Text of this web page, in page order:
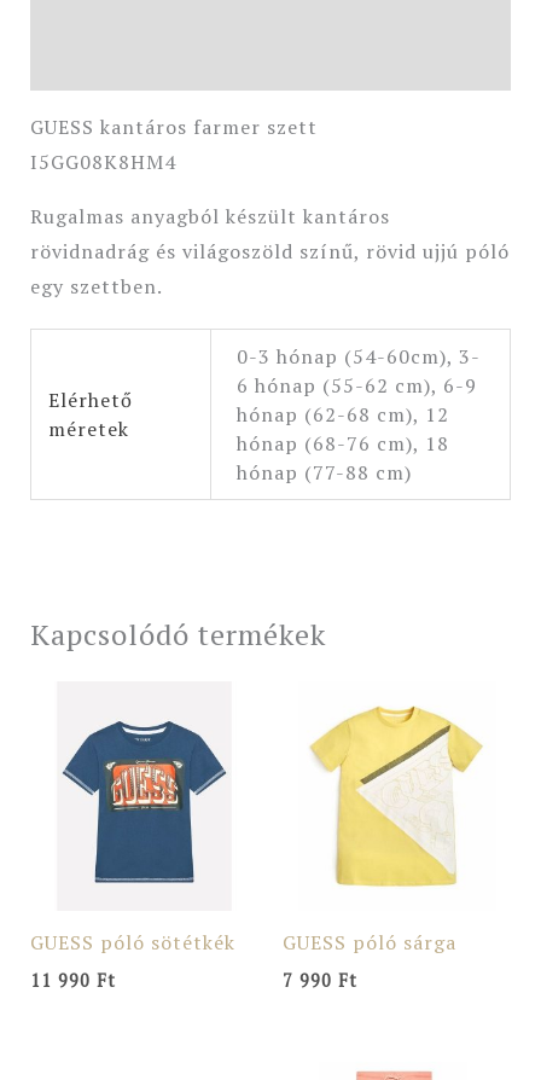
GUESS kantáros farmer szett
I5GG08K8HM4
Rugalmas anyagból készült kantáros
rövidnadrág és világoszöld színű, rövid ujjú póló
egy szettben.
Elérhető
méretek
0-3 hónap (54-60cm), 3-
6 hónap (55-62 cm), 6-9
hónap (62-68 cm), 12
hónap (68-76 cm), 18
hónap (77-88 cm)
Kapcsolódó termékek
GUESS póló sötétkék
11 990 Ft
GUESS póló sárga
7 990 Ft